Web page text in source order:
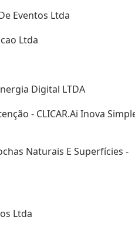
Eventos Ltda
Ltda
Digital LTDA
- CLICAR.Ai Inova
Naturais E Superfícies -
Ltda